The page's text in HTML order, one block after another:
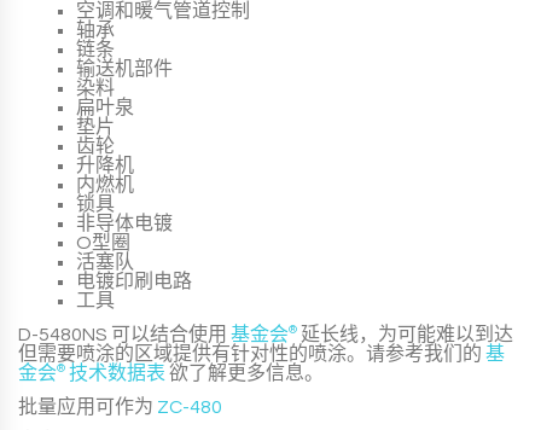
空调和暖气管道控制
轴承
链条
输送机部件
染料
扁叶泉
垫片
齿轮
升降机
内燃机
锁具
非导体电镀
O型圈
活塞队
电镀印刷电路
工具
D-5480NS 可以结合使用 基金会® 延长线，为可能难以到达
但需要喷涂的区域提供有针对性的喷涂。请参考我们的 基
金会® 技术数据表 欲了解更多信息。
批量应用可作为 ZC-480